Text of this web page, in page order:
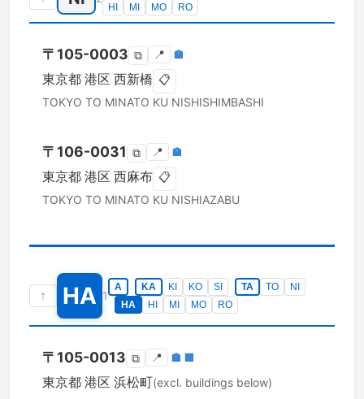
HI
MI MO RO
〒 105-0003 ⧉ 📍 🏣
東京都 港区 西新橋 📋
TOKYO TO MINATO KU NISHISHIMBASHI
〒 106-0031 ⧉ 📍 🏣
東京都 港区 西麻布 📋
TOKYO TO MINATO KU NISHIAZABU
↑ HA 1
A KA KI KO SI TA TO
NI
HA
HI MI MO RO
〒 105-0013 ⧉ 📍 🏣 🏢
東京都 港区 浜松町(excl. buildings below)